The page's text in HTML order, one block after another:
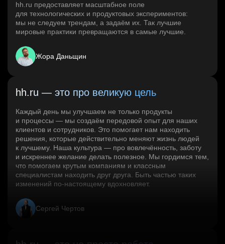
hh.ru предоставляет масштабное поле
для технологических и продуктовых экспериментов:
мы не следуем трендам, а задаём их. Так лучшие
мировые практики превращаются в самые лучшие.
Жора Даньщин
hh.ru — это про великую цель
Каждый день мы улучшаем не только продукты
и процессы — мы создаём передовой опыт для наших
клиентов и сотрудников. Это помогает нам находить
решения, которые действительно меняют жизнь людей
к лучшему. Наша культура — про вовлечённость, заботу
и искреннее желание делать полезное. Мы гордимся тем,
что помогаем крутым компаниям и классным
специалистам находить друг друга. Быть частью таких
изменений по‑настоящему вдохновляет.
Сергей Чертов